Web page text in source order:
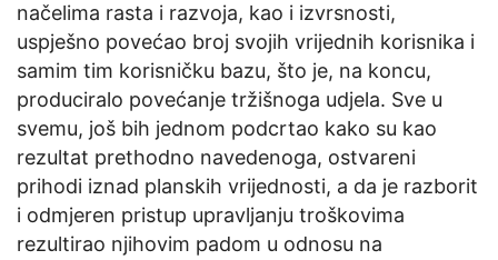
načelima rasta i razvoja, kao i izvrsnosti,
uspješno povećao broj svojih vrijednih korisnika i
samim tim korisničku bazu, što je, na koncu,
produciralo povećanje tržišnoga udjela. Sve u
svemu, još bih jednom podcrtao kako su kao
rezultat prethodno navedenoga, ostvareni
prihodi iznad planskih vrijednosti, a da je razborit
i odmjeren pristup upravljanju troškovima
rezultirao njihovim padom u odnosu na